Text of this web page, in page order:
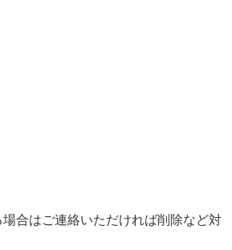
合はご連絡いただければ削除など対